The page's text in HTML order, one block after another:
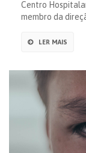
Centro
membro da
LER MAIS